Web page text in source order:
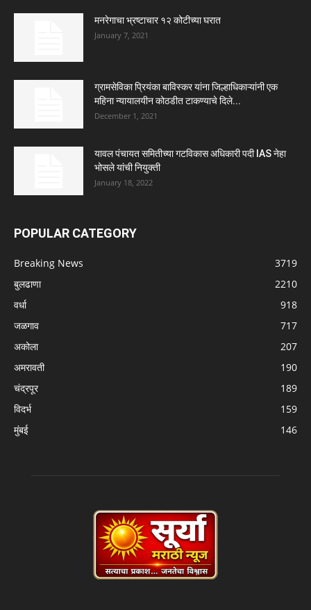
मनरेगाचा भ्रष्टाचार १२ कोटीच्या घरात
January 7, 2021
ग्रामसेविका प्रियंका बाविस्कर यांना जिल्हाधिकाऱ्यांनी एक
महिना न्यायालयीन कोठडीत टाकण्याचे दिले...
December 1, 2021
यावल पंचायत समितीच्या गटविकास अधिकारी पदी IAS नेहा
भोसले यांची नियुक्ती
January 18, 2022
POPULAR CATEGORY
Breaking News
3719
बुलढाणा
2210
वर्धा
918
जळगाव
717
अकोला
207
अमरावती
190
चंद्रपूर
189
विदर्भ
159
मुंबई
146